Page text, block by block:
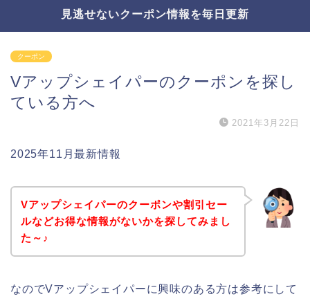
見逃せないクーポン情報を毎日更新
クーポン
Vアップシェイパーのクーポンを探し
ている方へ
2021年3月22日
2025年11月最新情報
Vアップシェイパーのクーポンや割引セー
ルなどお得な情報がないかを探してみまし
た～♪
なのでVアップシェイパーに興味のある方は参考にして